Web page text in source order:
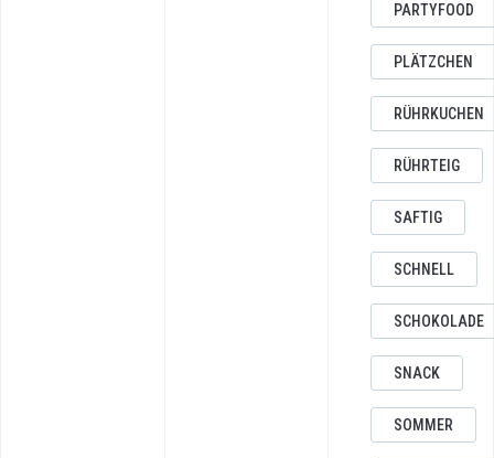
PARTYFOOD
PLÄTZCHEN
RÜHRKUCHEN
RÜHRTEIG
SAFTIG
SCHNELL
SCHOKOLADE
SNACK
SOMMER